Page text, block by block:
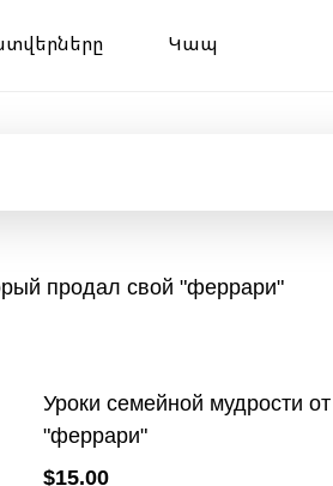
Կապ
продал свой "феррари"
Уроки семейной мудрости
"феррари"
$15.00